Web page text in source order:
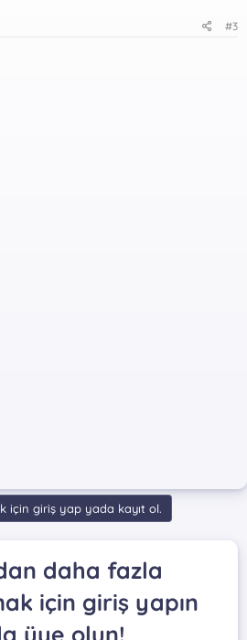
#3
için giriş yap yada kayıt ol.
daha fazla
için giriş yapın
üye olun!